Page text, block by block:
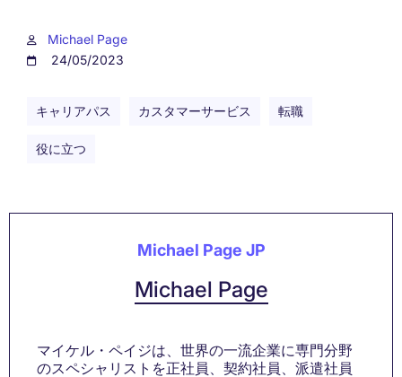
Michael Page
24/05/2023
キャリアパス カスタマーサービス 転職
役に立つ
Michael Page JP
Michael Page
マイケル・ペイジは、世界の一流企業に専門分野
のスペシャリストを正社員、契約社員、派遣社員